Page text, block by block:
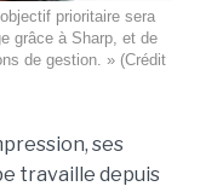
prioritaire sera
grâce à Sharp, et de
de gestion. » (Crédit
ses
travaille depuis